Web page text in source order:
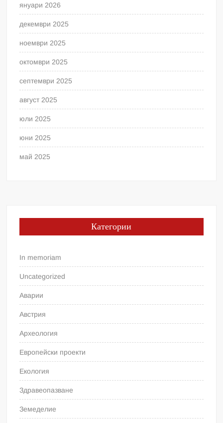
януари 2026
декември 2025
ноември 2025
октомври 2025
септември 2025
август 2025
юли 2025
юни 2025
май 2025
Категории
In memoriam
Uncategorized
Аварии
Австрия
Археология
Европейски проекти
Екология
Здравеопазване
Земеделие